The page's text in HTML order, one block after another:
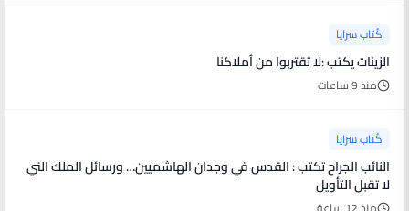
كُتاب سرايا
الزينات يكتب :لا تقتربوا من أملاكنا
منذ 9 ساعات
كُتاب سرايا
النائب الجراح تكتب : القدس في وجدان الهاشميين… ورسائل الملك التي
لا تقبل التأويل